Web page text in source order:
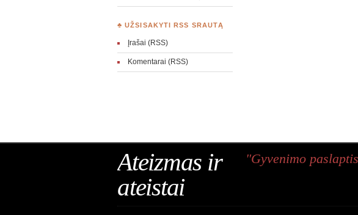
♣ UŽSISAKYTI RSS SRAUTĄ
Įrašai (RSS)
Komentarai (RSS)
Ateizmas ir
ateistai
"Gyvenimo